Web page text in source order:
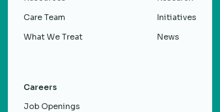
Care Team
What We Treat
Initiatives
News
Careers
Job Openings